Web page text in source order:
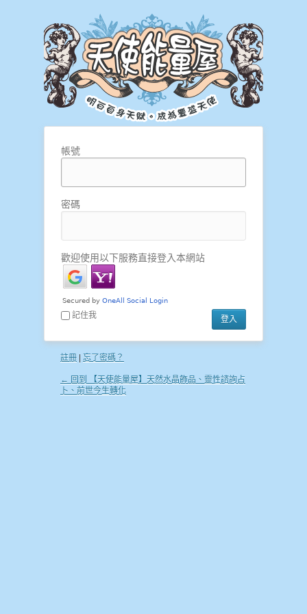
帳號
密碼
歡迎使用以下服務直接登入本網站
記住我
註冊 忘了密碼？
← 回到 【天使能量屋】天然水晶飾品、靈性諮詢占
卜、前世今生轉化